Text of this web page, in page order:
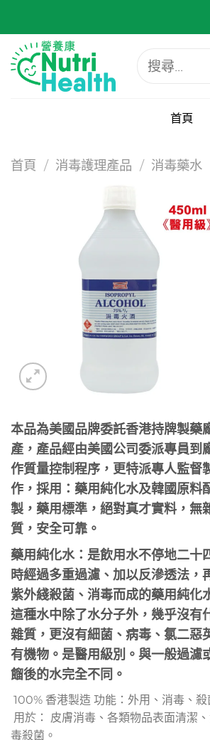
首頁
首頁 / 消毒護理產品 / 消毒藥水
本品為美國品牌委託香港持牌製藥
產，產品經由美國公司委派專員到
作質量控制程序，更特派專人監督
作，採用：藥用純化水及韓國原料
製，藥用標準，絕對真才實料，無
質，安全可靠。
藥用純化水：是飲用水不停地二十
時經過多重過濾、加以反滲透法，
紫外綫殺菌、消毒而成的藥用純化
這種水中除了水分子外，幾乎沒有
雜質，更沒有細菌、病毒、氯二惡
有機物。是醫用級別。與一般過濾
餾後的水完全不同。
100% 香港製造 功能：外用、消毒、殺
用於： 皮膚消毒、各類物品表面清潔
毒殺菌。